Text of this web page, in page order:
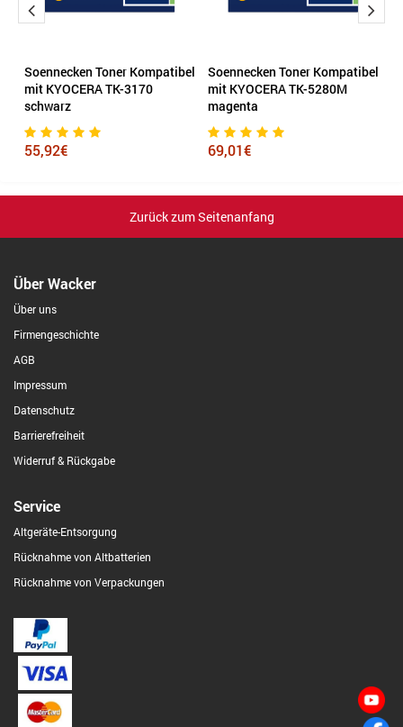
Soennecken Toner Kompatibel
mit KYOCERA TK-3170
schwarz
55,92€
Soennecken Toner Kompatibel
mit KYOCERA TK-5280M
magenta
69,01€
Zurück zum Seitenanfang
Über Wacker
Über uns
Firmengeschichte
AGB
Impressum
Datenschutz
Barrierefreiheit
Widerruf & Rückgabe
Service
Altgeräte-Entsorgung
Rücknahme von Altbatterien
Rücknahme von Verpackungen